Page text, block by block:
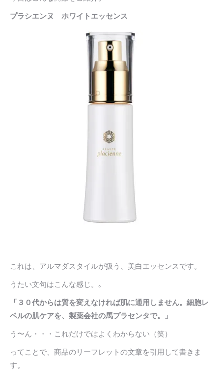
プラシエンヌ ホワイトエッセンス
これは、アルマダスタイルが扱う、美白エッセンスです。
うたい文句はこんな感じ。｡
「３０代からは質を変えなければ肌に通用しません。細胞レ
ベルの肌ケアを、製薬会社の馬プラセンタで。」
う〜ん・・・これだけではよくわからない（笑）
ってことで、商品のリーフレットの文章を引用して書きま
す。